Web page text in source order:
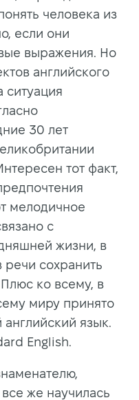
человека из
если они
выражения. Но
английского
ситуация
30 лет
тот факт,
мелодичное
с
жизни, в
речи сохранить
ко всему, в
миру принято
язык.
English.
же научилась